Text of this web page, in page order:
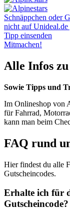
Schnäppchen oder
nicht auf Unideal.de
Tipp einsenden
Mitmachen!
Alle Infos
Sowie Tipps und
Im Onlineshop von
für Fahrrad,
kann man beim
FAQ rund
Hier findest du alle
Gutscheincodes.
Erhalte ich für
Gutscheincode?